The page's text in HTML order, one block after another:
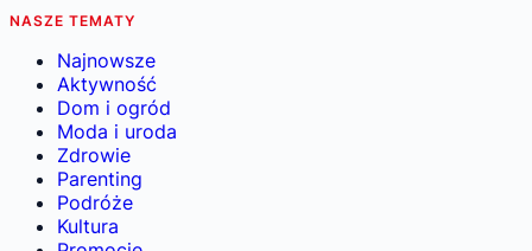
NASZE TEMATY
Najnowsze
Aktywność
Dom i ogród
Moda i uroda
Zdrowie
Parenting
Podróże
Kultura